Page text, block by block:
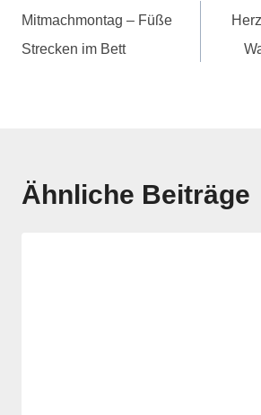
Mitmachmontag – Füße
Strecken im Bett
Ähnliche Beiträge